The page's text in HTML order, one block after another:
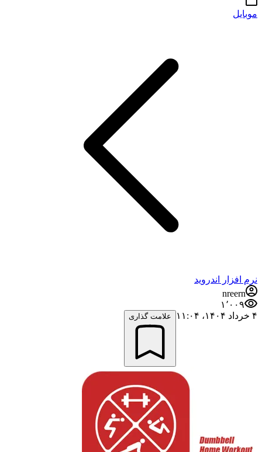
موبایل
نرم افزار اندروید
nreern
۱٬۰۰۹
۴ خرداد ۱۴۰۴،‏ ۱۱:۰۴
علامت گذاری